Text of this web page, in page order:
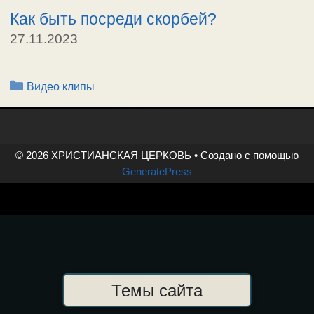
Как быть посреди скорбей?
27.11.2023
Рубрики
Видео клипы
© 2026 ХРИСТИАНСКАЯ ЦЕРКОВЬ • Создано с помощью
GeneratePress
Темы сайта